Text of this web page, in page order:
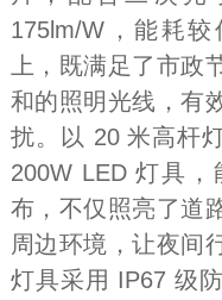
175lm/W，能耗
上，既满足了市政
和的照明光线，有
扰。以 20 米高杆
200W LED 灯具
布，不仅照亮了道
周边环境，让夜间
灯具采用 IP67 级